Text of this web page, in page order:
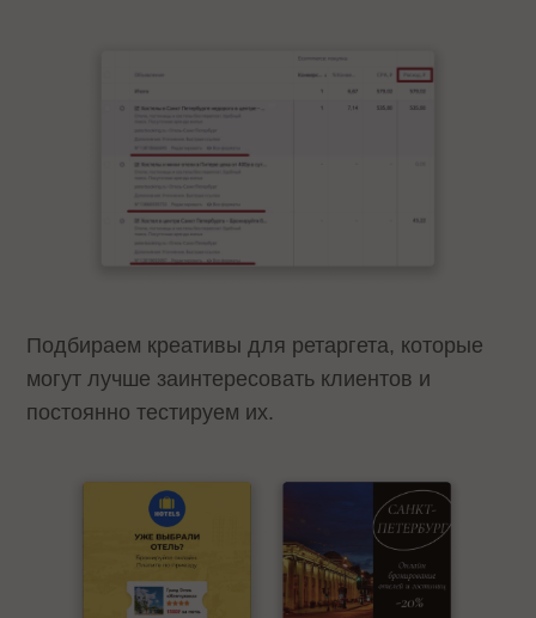
Подбираем креативы для ретаргета, которые
могут лучше заинтересовать клиентов и
постоянно тестируем их.